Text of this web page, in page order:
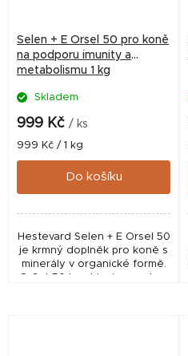
Selen + E Orsel 50 pro koně
na podporu imunity a
metabolismu 1 kg
Skladem
999 Kč / ks
Měrná
cena:
999 Kč / 1 kg
Do košíku
Hestevard Selen + E Orsel 50
je krmný doplněk pro koně s
minerály v organické formě.
OrSel-50 kombinuje vysokou